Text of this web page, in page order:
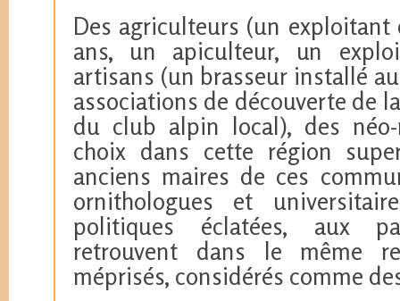
Des agriculteurs (un exploitant
ans, un apiculteur, un
artisans (un brasseur installé
associations de découverte de
du club alpin local), des
choix dans cette région
anciens maires de ces
ornithologues et
politiques éclatées, aux
retrouvent dans le même
méprisés, considérés comme